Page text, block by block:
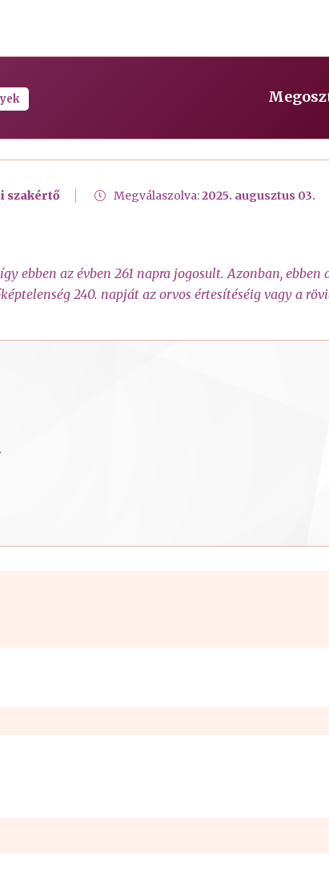
szakértő Megválaszolva:2025. augusztus 03.
ebben az évben 261 napra jogosult. Azonban, ebben
240. napját az orvos értesítéséig vagy a